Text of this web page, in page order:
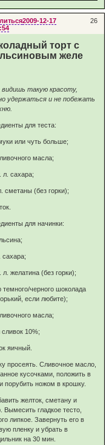
26
2009-12-17
торт с
желе
видишь такую красоту,
удержаться и не побежать
для теста:
или чуть больше;
масла;
л. сахара;
сметаны (без горки);
для начинки:
сахара;
л. желатина (без горки);
темного/черного шоколада
если любите);
масла;
10%;
яичный.
просеять. Сливочное масло,
кусочками, положить в
порубить ножом в крошку.
желток, сметану и
Вымесить гладкое тесто,
липкое. Завернуть его в
пленку и убрать в
на 30 мин.